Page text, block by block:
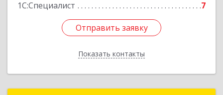
1С:Специалист
7
Отправить заявку
Показать контакты
Отправить заявку
Назад